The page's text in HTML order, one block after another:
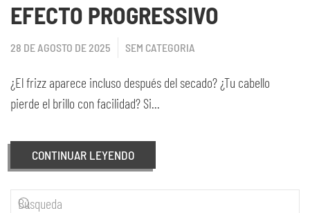
EFECTO PROGRESSIVO
28 DE AGOSTO DE 2025 SEM CATEGORIA
¿El frizz aparece incluso después del secado? ¿Tu cabello
pierde el brillo con facilidad? Si...
CONTINUAR LEYENDO